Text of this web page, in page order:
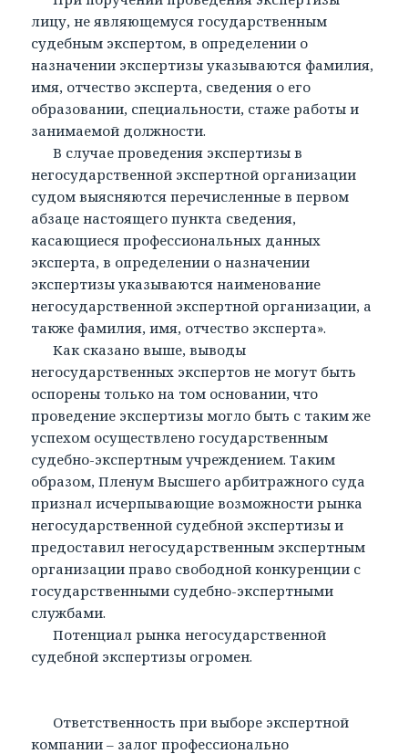
лицу, не являющемуся государственным
судебным экспертом, в определении о
назначении экспертизы указываются фамилия,
имя, отчество эксперта, сведения о его
образовании, специальности, стаже работы и
занимаемой должности.
В случае проведения экспертизы в
негосударственной экспертной организации
судом выясняются перечисленные в первом
абзаце настоящего пункта сведения,
касающиеся профессиональных данных
эксперта, в определении о назначении
экспертизы указываются наименование
негосударственной экспертной организации, а
также фамилия, имя, отчество эксперта».
Как сказано выше, выводы
негосударственных экспертов не могут быть
оспорены только на том основании, что
проведение экспертизы могло быть с таким же
успехом осуществлено государственным
судебно-экспертным учреждением. Таким
образом, Пленум Высшего арбитражного суда
признал исчерпывающие возможности рынка
негосударственной судебной экспертизы и
предоставил негосударственным экспертным
организации право свободной конкуренции с
государственными судебно-экспертными
службами.
Потенциал рынка негосударственной
судебной экспертизы огромен.
Ответственность при выборе экспертной
компании – залог профессионально